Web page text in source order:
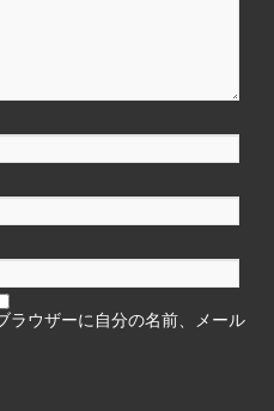
ラウザーに自分の名前、メール